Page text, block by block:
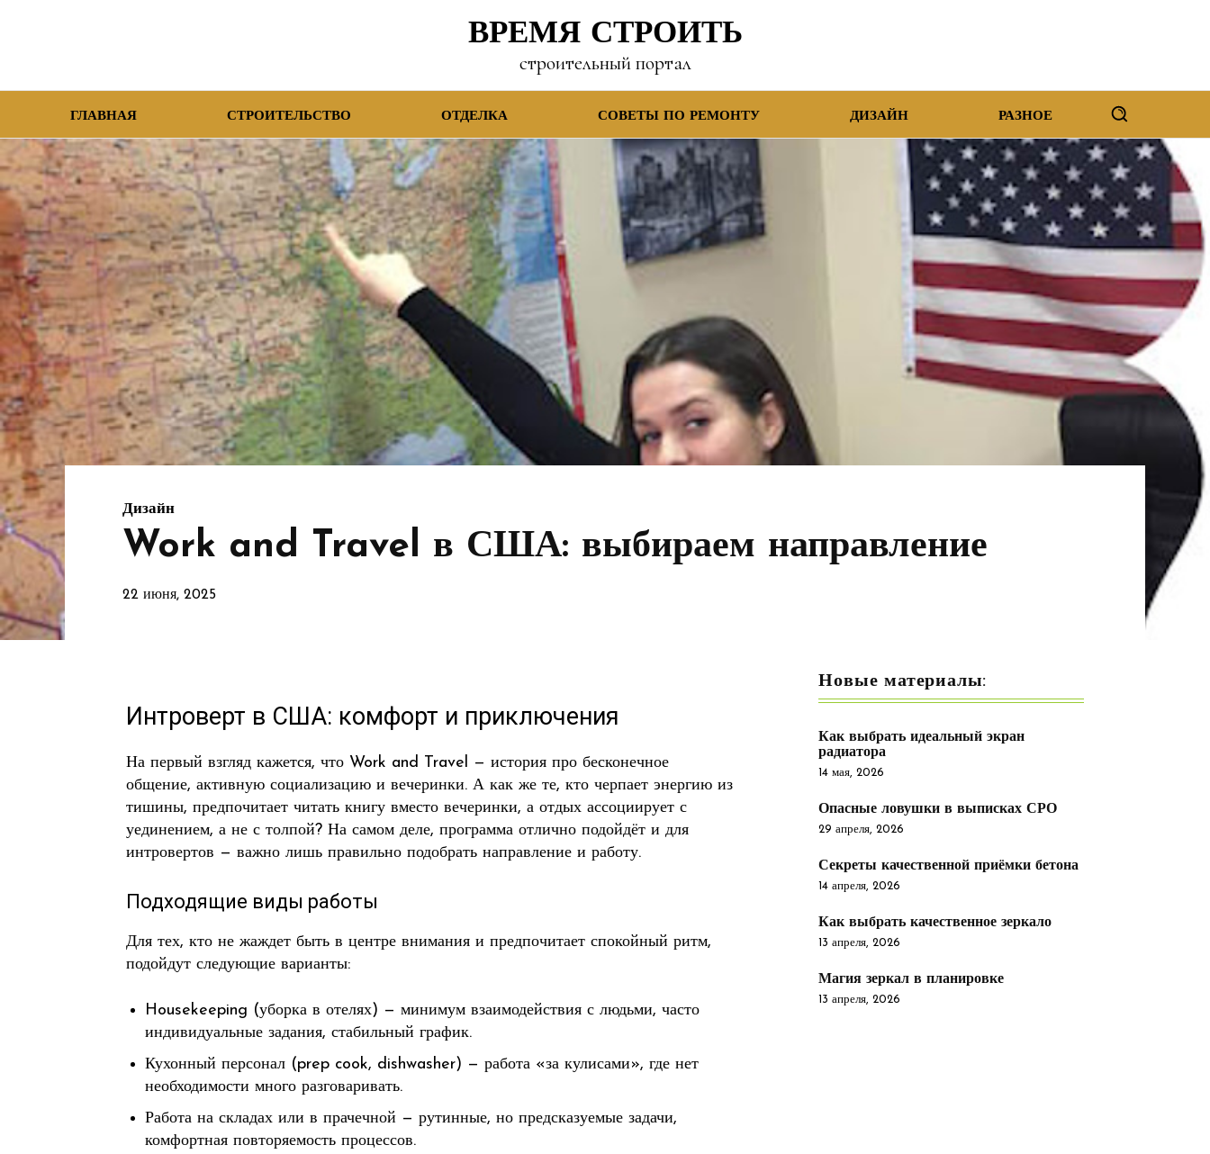
ВРЕМЯ СТРОИТЬ
строительный портал
ГЛАВНАЯ СТРОИТЕЛЬСТВО ОТДЕЛКА СОВЕТЫ ПО РЕМОНТУ ДИЗАЙН РАЗНОЕ
Дизайн
Work and Travel в США: выбираем направление
22 июня, 2025
Интроверт в США: комфорт и приключения
На первый взгляд кажется, что Work and Travel — история про бесконечное
общение, активную социализацию и вечеринки. А как же те, кто черпает энергию из
тишины, предпочитает читать книгу вместо вечеринки, а отдых ассоциирует с
уединением, а не с толпой? На самом деле, программа отлично подойдёт и для
интровертов — важно лишь правильно подобрать направление и работу.
Подходящие виды работы
Для тех, кто не жаждет быть в центре внимания и предпочитает спокойный ритм,
подойдут следующие варианты:
Housekeeping (уборка в отелях) — минимум взаимодействия с людьми, часто
индивидуальные задания, стабильный график.
Кухонный персонал (prep cook, dishwasher) — работа «за кулисами», где нет
необходимости много разговаривать.
Работа на складах или в прачечной — рутинные, но предсказуемые задачи,
комфортная повторяемость процессов.
Новые материалы:
Как выбрать идеальный экран
радиатора
14 мая, 2026
Опасные ловушки в выписках СРО
29 апреля, 2026
Секреты качественной приёмки бетона
14 апреля, 2026
Как выбрать качественное зеркало
13 апреля, 2026
Магия зеркал в планировке
13 апреля, 2026